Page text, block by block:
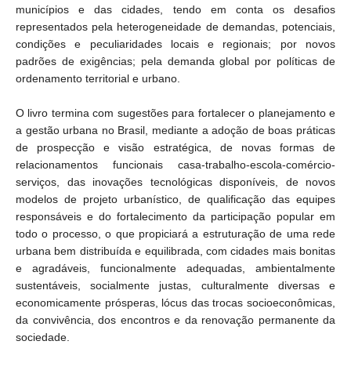
municípios e das cidades, tendo em conta os desafios
representados pela heterogeneidade de demandas, potenciais,
condições e peculiaridades locais e regionais; por novos
padrões de exigências; pela demanda global por políticas de
ordenamento territorial e urbano.
O livro termina com sugestões para fortalecer o planejamento e
a gestão urbana no Brasil, mediante a adoção de boas práticas
de prospecção e visão estratégica, de novas formas de
relacionamentos funcionais casa-trabalho-escola-comércio-
serviços, das inovações tecnológicas disponíveis, de novos
modelos de projeto urbanístico, de qualificação das equipes
responsáveis e do fortalecimento da participação popular em
todo o processo, o que propiciará a estruturação de uma rede
urbana bem distribuída e equilibrada, com cidades mais bonitas
e agradáveis, funcionalmente adequadas, ambientalmente
sustentáveis, socialmente justas, culturalmente diversas e
economicamente prósperas, lócus das trocas socioeconômicas,
da convivência, dos encontros e da renovação permanente da
sociedade.